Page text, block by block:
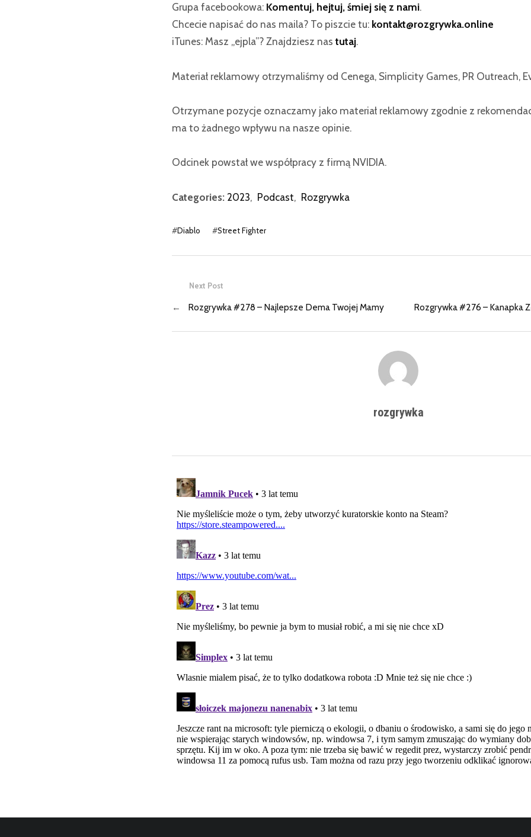
Grupa facebookowa: Komentuj, hejtuj, śmiej się z nami.
Chcecie napisać do nas maila? To piszcie tu: kontakt@rozgrywka.online
iTunes: Masz „ejpla”? Znajdziesz nastutaj.
Materiał reklamowy otrzymaliśmy od Cenega, Simplicity Games, PR Outreach,
Otrzymane pozycje oznaczamy jako materiał reklamowy zgodnie z
ma to żadnego wpływu na nasze opinie.
Odcinek powstał we współpracy z firmą NVIDIA.
Categories: 2023, Podcast, Rozgrywka
#Diablo #Street Fighter
Rozgrywka #276 – Kanapka
Next Post
← Rozgrywka #278 – Najlepsze Dema Twojej Mamy
rozgrywka